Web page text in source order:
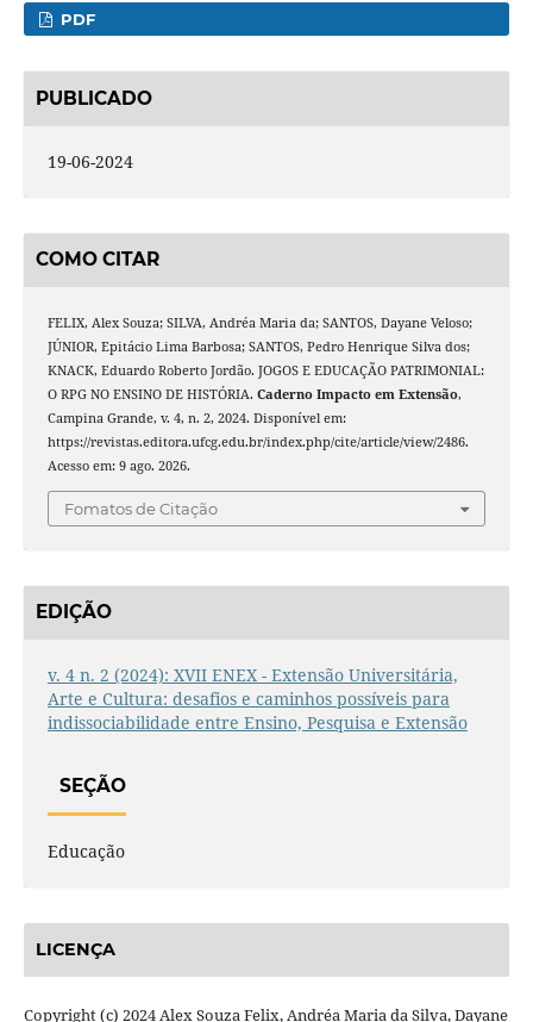
PDF
PUBLICADO
19-06-2024
COMO CITAR
FELIX, Alex Souza; SILVA, Andréa Maria da; SANTOS, Dayane Veloso;
JÚNIOR, Epitácio Lima Barbosa; SANTOS, Pedro Henrique Silva dos;
KNACK, Eduardo Roberto Jordão. JOGOS E EDUCAÇÃO PATRIMONIAL:
O RPG NO ENSINO DE HISTÓRIA. Caderno Impacto em Extensão,
Campina Grande, v. 4, n. 2, 2024. Disponível em:
https://revistas.editora.ufcg.edu.br/index.php/cite/article/view/2486.
Acesso em: 9 ago. 2026.
Fomatos de Citação
EDIÇÃO
v. 4 n. 2 (2024): XVII ENEX - Extensão Universitária,
Arte e Cultura: desafios e caminhos possíveis para
indissociabilidade entre Ensino, Pesquisa e Extensão
SEÇÃO
Educação
LICENÇA
Copyright (c) 2024 Alex Souza Felix, Andréa Maria da Silva, Dayane